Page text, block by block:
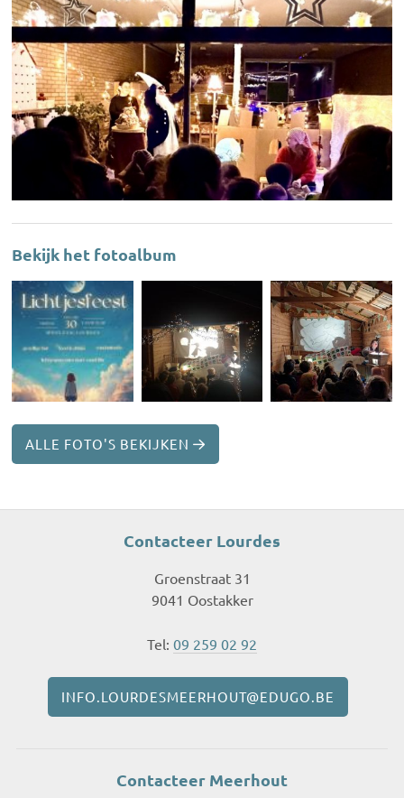
Bekijk het fotoalbum
ALLE FOTO'S BEKIJKEN
Contacteer Lourdes
Groenstraat 31
9041 Oostakker
Tel: 09 259 02 92
INFO.LOURDESMEERHOUT@EDUGO.BE
Contacteer Meerhout